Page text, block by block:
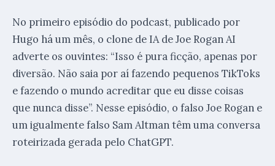
No primeiro episódio do podcast, publicado por
Hugo há um mês, o clone de IA de Joe Rogan AI
adverte os ouvintes: “Isso é pura ficção, apenas por
diversão. Não saia por aí fazendo pequenos TikToks
e fazendo o mundo acreditar que eu disse coisas
que nunca disse”. Nesse episódio, o falso Joe Rogan e
um igualmente falso Sam Altman têm uma conversa
roteirizada gerada pelo ChatGPT.